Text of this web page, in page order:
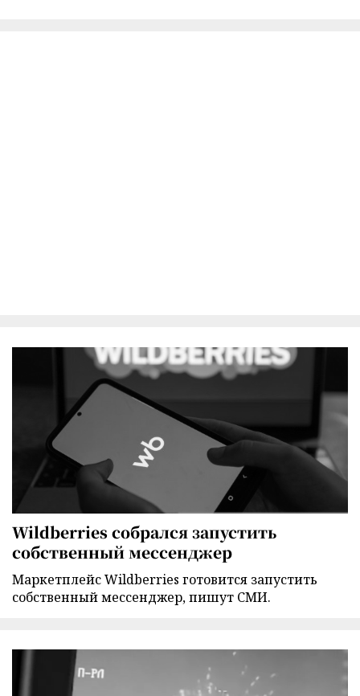
Wildberries собрался запустить
собственный мессенджер
Маркетплейс Wildberries готовится запустить
собственный мессенджер, пишут СМИ.